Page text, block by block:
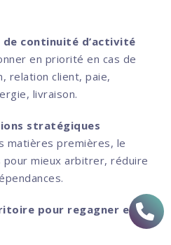
continuité d’activité
en priorité en cas de
relation client, paie,
livraison.
stratégiques
matières premières, le
mieux arbitrer, réduire
pour regagner en